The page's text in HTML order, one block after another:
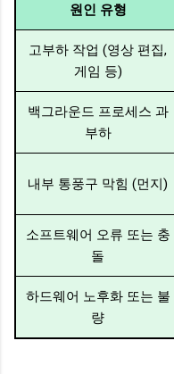
원인 유형
고부하 작업 (영상 편집,
게임 등)
백그라운드 프로세스 과
부하
내부 통풍구 막힘 (먼지)
소프트웨어 오류 또는 충
돌
하드웨어 노후화 또는 불
량